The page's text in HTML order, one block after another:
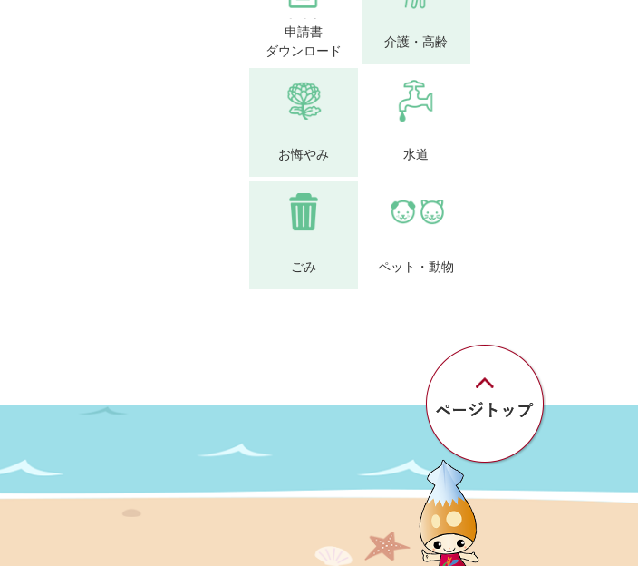
申請書
ダウンロード
介護・高齢
お悔やみ 水道
ごみ ペット・動物